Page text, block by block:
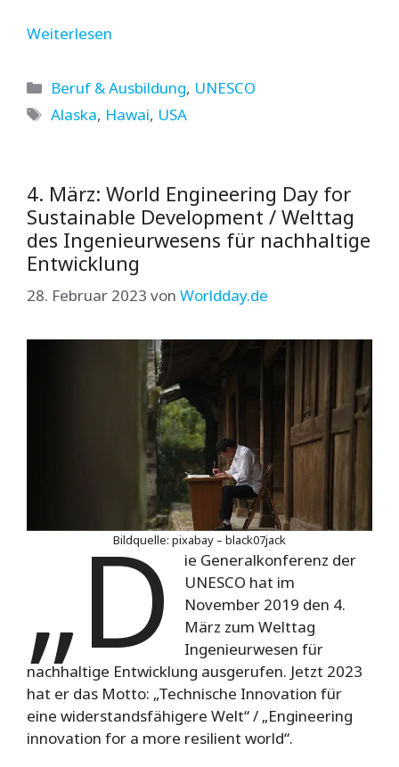
Weiterlesen
Kategorien
Beruf & Ausbildung, UNESCO
Schlagwörter
Alaska, Hawai, USA
4. März: World Engineering Day for
Sustainable Development / Welttag
des Ingenieurwesens für nachhaltige
Entwicklung
28. Februar 2023 von Worldday.de
Bildquelle: pixabay – black07jack
„D
ie Generalkonferenz der
UNESCO hat im
November 2019 den 4.
März zum Welttag
Ingenieurwesen für
nachhaltige Entwicklung ausgerufen. Jetzt 2023
hat er das Motto: „Technische Innovation für
eine widerstandsfähigere Welt“ / „Engineering
innovation for a more resilient world“.